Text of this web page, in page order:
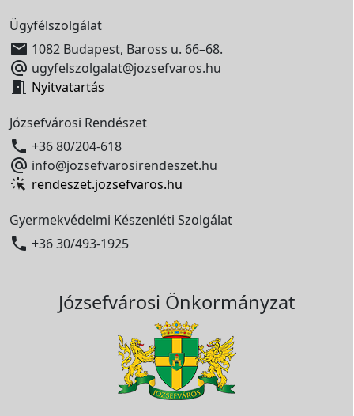
Ügyfélszolgálat
 1082 Budapest, Baross u. 66–68.
 ugyfelszolgalat@jozsefvaros.hu
 Nyitvatartás
Józsefvárosi Rendészet
 +36 80/204-618
 info@jozsefvarosirendeszet.hu
rendeszet.jozsefvaros.hu
Gyermekvédelmi Készenléti Szolgálat
 +36 30/493-1925
Józsefvárosi Önkormányzat